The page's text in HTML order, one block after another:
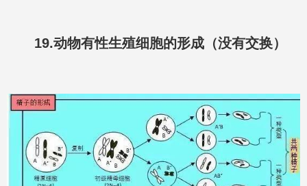
19.动物有性生殖细胞的形成（没有交换）